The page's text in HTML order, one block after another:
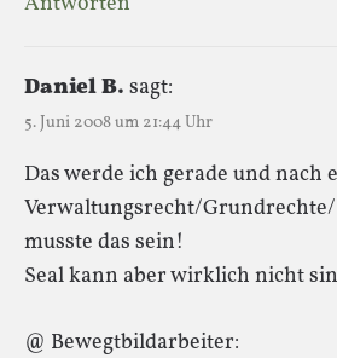
Daniel B. sagt:
5. Juni 2008 um 21:44 Uhr
Das werde ich gerade und nach
Verwaltungsrecht/
musste das sein!
Seal kann aber wirklich nicht
@ Bewegtbildarbeiter: